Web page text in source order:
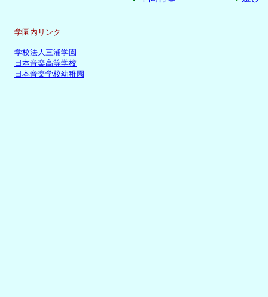
学園内リンク
学校法人三浦学園
日本音楽高等学校
日本音楽学校幼稚園